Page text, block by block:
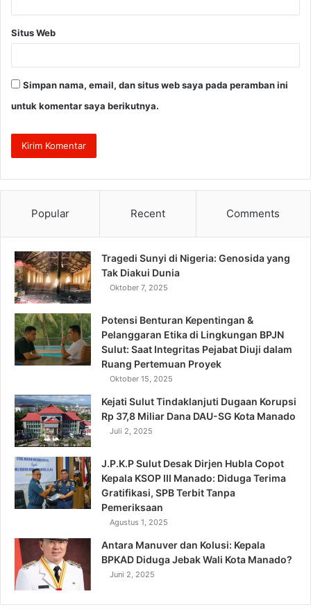
Situs Web
Simpan nama, email, dan situs web saya pada peramban ini
untuk komentar saya berikutnya.
Popular Recent Comments
Tragedi Sunyi di Nigeria: Genosida yang
Tak Diakui Dunia
Oktober 7, 2025
Potensi Benturan Kepentingan &
Pelanggaran Etika di Lingkungan BPJN
Sulut: Saat Integritas Pejabat Diuji dalam
Ruang Pertemuan Proyek
Oktober 15, 2025
Kejati Sulut Tindaklanjuti Dugaan Korupsi
Rp 37,8 Miliar Dana DAU-SG Kota Manado
Juli 2, 2025
J.P.K.P Sulut Desak Dirjen Hubla Copot
Kepala KSOP III Manado: Diduga Terima
Gratifikasi, SPB Terbit Tanpa
Pemeriksaan
Agustus 1, 2025
Antara Manuver dan Kolusi: Kepala
BPKAD Diduga Jebak Wali Kota Manado?
Juni 2, 2025